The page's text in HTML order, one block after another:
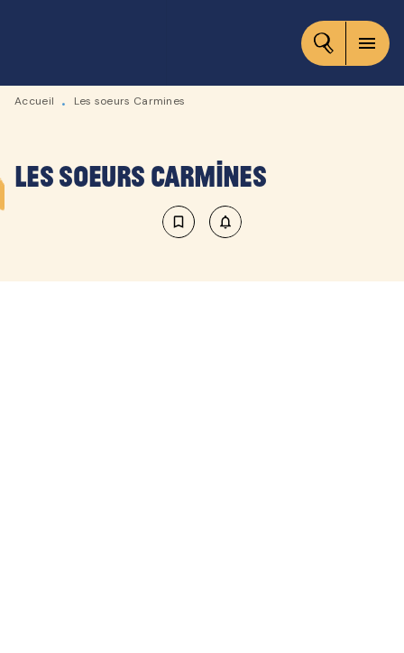
CONTENU
menu
Accueil • Les soeurs Carmines
Les soeurs Carmines
bookmark_border notifications_none_outlined